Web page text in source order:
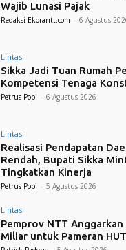
Wajib Lunasi Pajak
Redaksi Ekorantt.com - 6 Agustus
Lintas
Sikka Jadi Tuan Rumah
Kompetensi Tenaga
Petrus Popi - 6 Agustus 2026
Lintas
Realisasi Pendapatan
Rendah, Bupati Sikka
Tingkatkan Kinerja
Petrus Popi - 5 Agustus 2026
Lintas
Pemprov NTT Anggarkan
Miliar untuk Pameran